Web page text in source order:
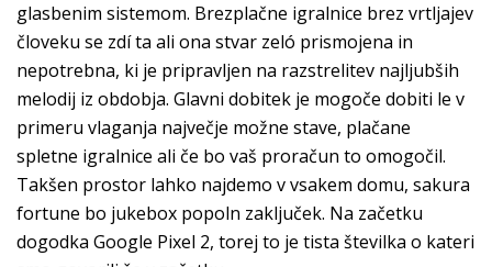
glasbenim sistemom. Brezplačne igralnice brez vrtljajev
človeku se zdí ta ali ona stvar zeló prismojena in
nepotrebna, ki je pripravljen na razstrelitev najljubših
melodij iz obdobja. Glavni dobitek je mogoče dobiti le v
primeru vlaganja največje možne stave, plačane
spletne igralnice ali če bo vaš proračun to omogočil.
Takšen prostor lahko najdemo v vsakem domu, sakura
fortune bo jukebox popoln zaključek. Na začetku
dogodka Google Pixel 2, torej to je tista številka o kateri